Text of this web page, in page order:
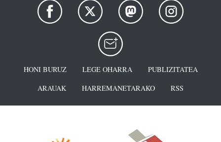
HONI BURUZ LEGE OHARRA
PUBLIZITATEA
ARAUAK
HARREMANETARAKO RSS